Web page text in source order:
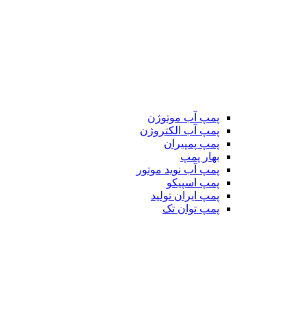
پمپ آب موتوژن
پمپ آب الکتروژن
پمپ پمپیران
بهار پمپ
پمپ آب نوید موتور
پمپ اسپیکو
پمپ ایران تولید
پمپ توان تک